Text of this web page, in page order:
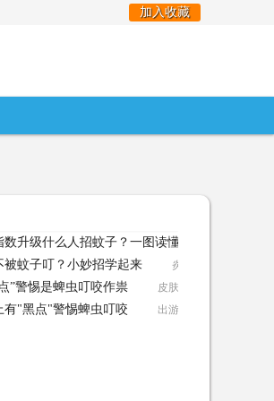
加入收藏
升级什么人招蚊子？一图读懂
被蚊子叮？小妙招学起来 炎炎夏日如何不被蚊
”警惕是蜱虫叮咬作祟 皮肤上有“小黑点”警惕
有"黑点"警惕蜱虫叮咬 出游回来皮肤上有"黑点